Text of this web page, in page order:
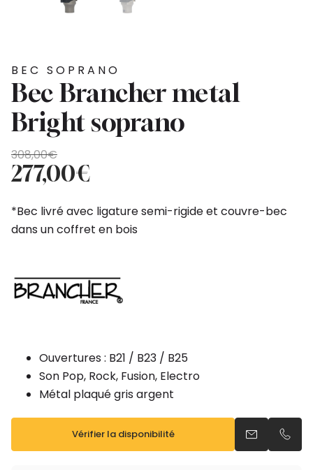
BEC SOPRANO
Bec Brancher metal
Bright soprano
308,00€
Le
prix
initial
était :
308,00€.
277,00€
Le
prix
actuel
est :
277,00€.
*Bec livré avec ligature semi-rigide et couvre-bec
dans un coffret en bois
Ouvertures : B21 / B23 / B25
Son Pop, Rock, Fusion, Electro
Métal plaqué gris argent
Vérifier la disponibilité Envoyer un